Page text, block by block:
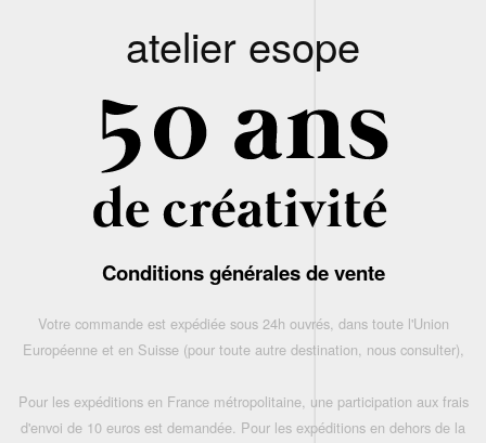
atelier esope
Conditions générales de vente
Votre commande est expédiée sous 24h ouvrés, dans toute l'Union
Européenne et en Suisse (pour toute autre destination, nous consulter),
Pour les expéditions en France métropolitaine, une participation aux frais
d'envoi de 10 euros est demandée. Pour les expéditions en dehors de la